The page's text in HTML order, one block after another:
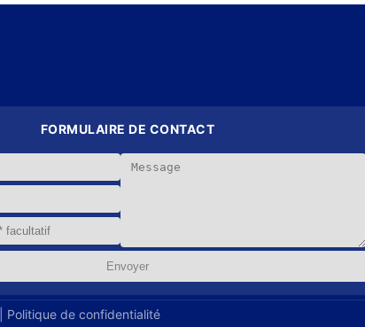
FORMULAIRE DE CONTACT
Politique de confidentialité